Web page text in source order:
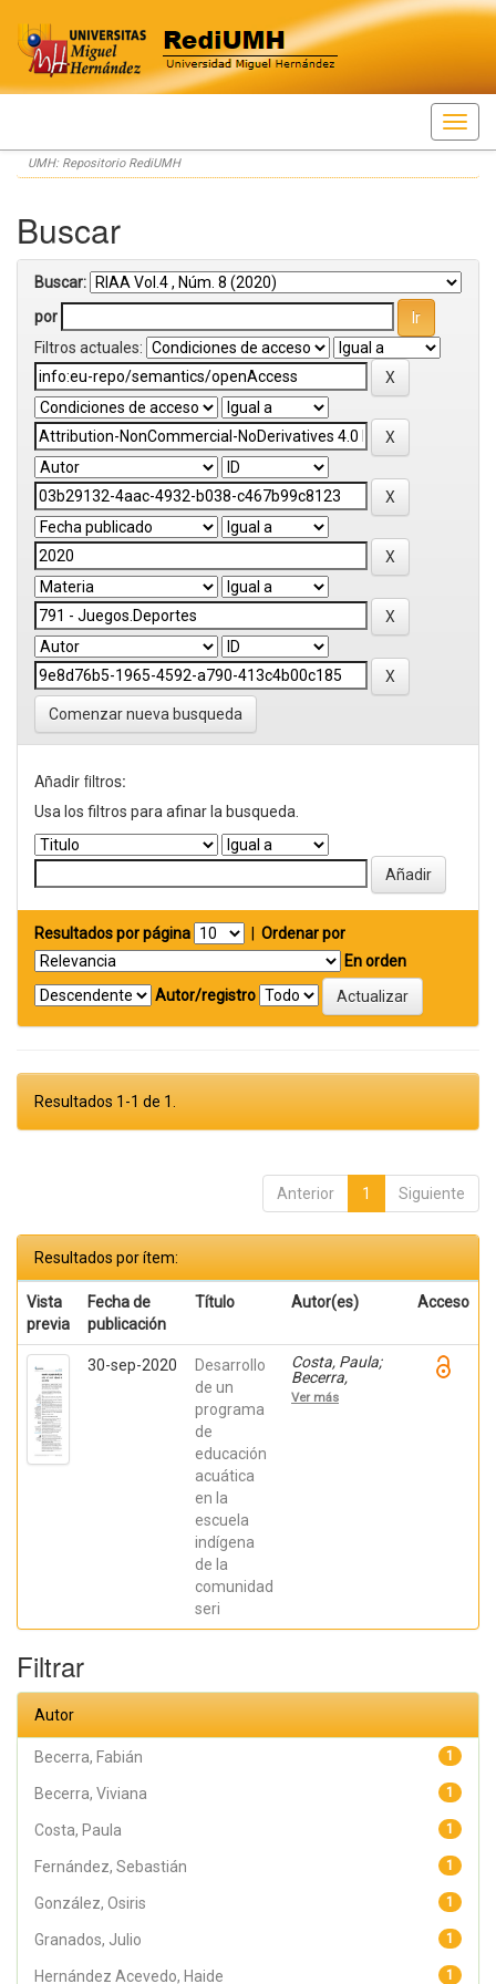
Skip
navigation
UMH: Repositorio RediUMH
Buscar
Buscar:
por
Filtros actuales:
Comenzar nueva busqueda
Añadir filtros:
Usa los filtros para afinar la busqueda.
Resultados por página
Ordenar por
En orden
Autor/registro
Resultados 1-1 de 1.
Anterior 1 Siguiente
Resultados por ítem:
Vista
previa
Fecha de
publicación
Título Autor(es) Acceso
30-sep-2020
Desarrollo
de un
programa
de
educación
acuática
en la
escuela
indígena
de la
comunidad
seri
Costa, Paula;
Becerra,
Viviana;
Becerra,
Ramírez Cruz,
Granados,
Ver más
Filtrar
Autor
1
Becerra, Fabián
1
Becerra, Viviana
1
Costa, Paula
1
Fernández, Sebastián
1
González, Osiris
1
Granados, Julio
1
Hernández Acevedo, Haide